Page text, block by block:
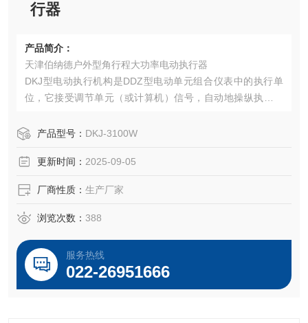
行器
产品简介：
天津伯纳德户外型角行程大功率电动执行器
DKJ型电动执行机构是DDZ型电动单元组合仪表中的执行单
位，它接受调节单元（或计算机）信号，自动地操纵执行机
材、供热、轻工、水处理等行业。
产品型号： DKJ-3100W
更新时间： 2025-09-05
厂商性质： 生产厂家
浏览次数： 388
服务热线
022-26951666